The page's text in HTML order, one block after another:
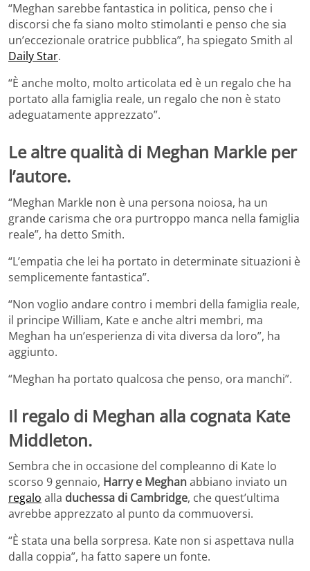
“Meghan sarebbe fantastica in politica, penso che i
discorsi che fa siano molto stimolanti e penso che sia
un’eccezionale oratrice pubblica”, ha spiegato Smith al
Daily Star.
“È anche molto, molto articolata ed è un regalo che ha
portato alla famiglia reale, un regalo che non è stato
adeguatamente apprezzato”.
Le altre qualità di Meghan Markle per
l’autore.
“Meghan Markle non è una persona noiosa, ha un
grande carisma che ora purtroppo manca nella famiglia
reale”, ha detto Smith.
“L’empatia che lei ha portato in determinate situazioni è
semplicemente fantastica”.
“Non voglio andare contro i membri della famiglia reale,
il principe William, Kate e anche altri membri, ma
Meghan ha un’esperienza di vita diversa da loro”, ha
aggiunto.
“Meghan ha portato qualcosa che penso, ora manchi”.
Il regalo di Meghan alla cognata Kate
Middleton.
Sembra che in occasione del compleanno di Kate lo
scorso 9 gennaio, Harry e Meghanabbiano inviato un
regalo alla duchessa di Cambridge, che quest’ultima
avrebbe apprezzato al punto da commuoversi.
“È stata una bella sorpresa. Kate non si aspettava nulla
dalla coppia”, ha fatto sapere un fonte.